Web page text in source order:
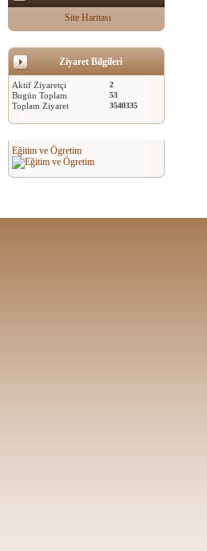
Site Haritası
Ziyaret Bilgileri
Aktif Ziyaretçi 2
Bugün Toplam 53
Toplam Ziyaret 3540335
Eğitim ve Ögretim